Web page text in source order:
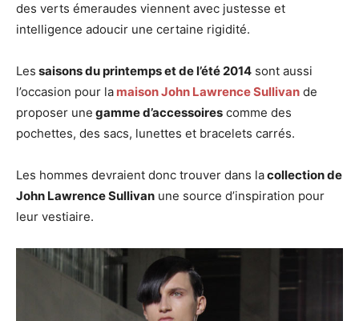
des verts émeraudes viennent avec justesse et
intelligence adoucir une certaine rigidité.
Les saisons du printemps et de l’été 2014 sont aussi
l’occasion pour la maison John Lawrence Sullivan de
proposer une gamme d’accessoires comme des
pochettes, des sacs, lunettes et bracelets carrés.
Les hommes devraient donc trouver dans lacollection de
John Lawrence Sullivan une source d’inspiration pour
leur vestiaire.